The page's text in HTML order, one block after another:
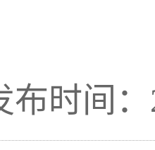
布时间：